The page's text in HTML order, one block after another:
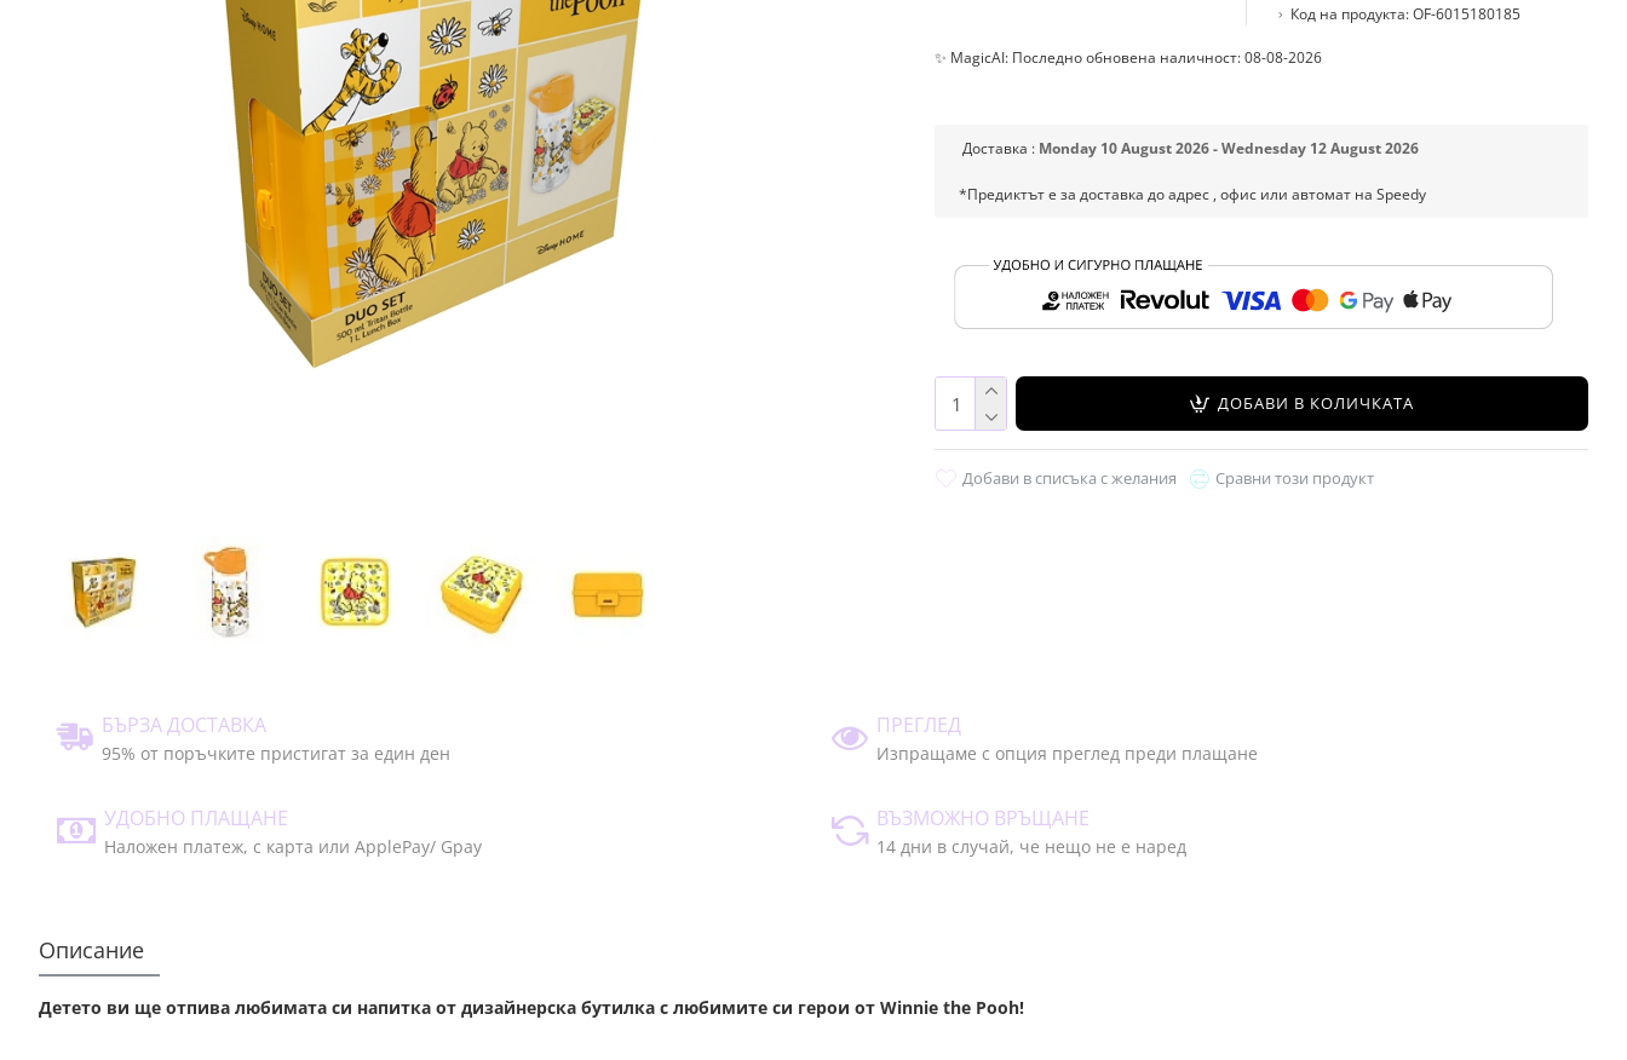
Код на продукта:OF-6015180185
✨ MagicAI: Последно обновена наличност: 08-08-2026
Доставка : Monday 10 August 2026 - Wednesday 12 August 2026
*Предиктът е за доставка до адрес , офис или автомат на Speedy
ДОБАВИ В КОЛИЧКАТА
Добави в списъка с желания Сравни този продукт
БЪРЗА ДОСТАВКА
95% от поръчките пристигат за един ден
ПРЕГЛЕД
Изпращаме с опция преглед преди плащане
УДОБНО ПЛАЩАНЕ
Наложен платеж, с карта или ApplePay/ Gpay
ВЪЗМОЖНО ВРЪЩАНЕ
14 дни в случай, че нещо не е наред
Описание
Детето ви ще отпива любимата си напитка от дизайнерска бутилка с любимите си герои от Winnie the Pooh!